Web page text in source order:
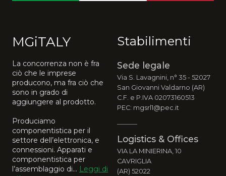
MGiTALY
La concorrenza non è fra
ciò che le imprese
producono, ma fra ciò che
sono in grado di
aggiungere al prodotto.
Produciamo
componentistica per il
settore dell’elettronica, e
connessioni. Apparati e
componentistica per
l’assemblaggio di... Leggi di
Stabilimenti
Sede legale
Via S. Lavagnini, n° 35 - 52027
San Giovanni Valdarno (AR)
C.F. e P.IVA 02073160513
PEC: mgsrl1@pec.it
Logistics & Offices
VIA LA MINIERINA, 10
CAVRIGLIA
(AR) 52022